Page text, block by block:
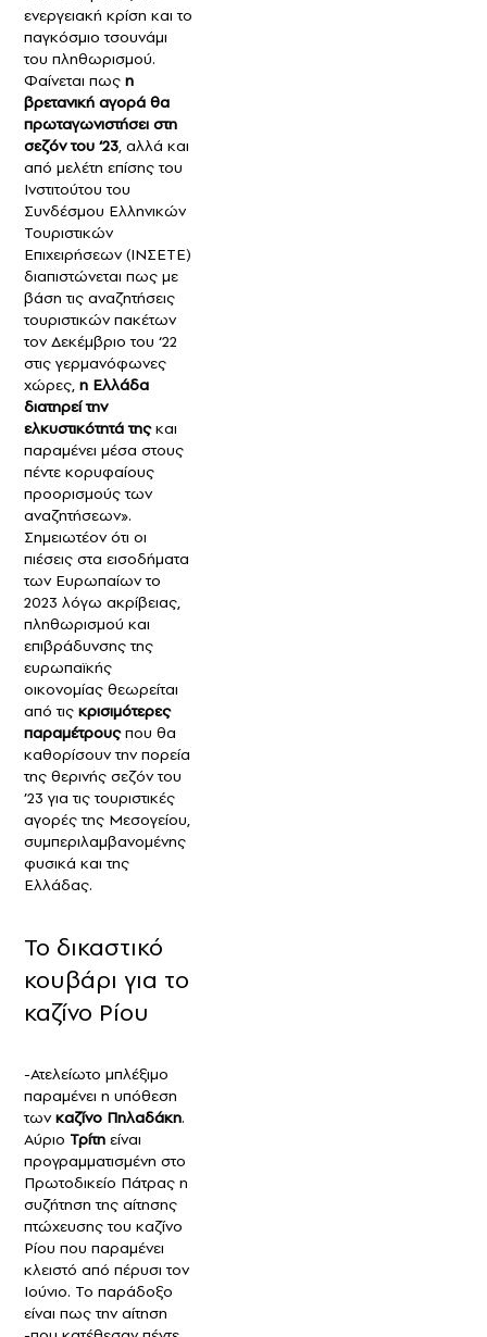
ενεργειακή κρίση και το
παγκόσμιο τσουνάμι
του πληθωρισμού.
Φαίνεται πως η
βρετανική αγορά θα
πρωταγωνιστήσει στη
σεζόν του ‘23, αλλά και
από μελέτη επίσης του
Ινστιτούτου του
Συνδέσμου Ελληνικών
Τουριστικών
Επιχειρήσεων (ΙΝΣΕΤΕ)
διαπιστώνεται πως με
βάση τις αναζητήσεις
τουριστικών πακέτων
τον Δεκέμβριο του ‘22
στις γερμανόφωνες
χώρες, η Ελλάδα
διατηρεί την
ελκυστικότητά τηςκαι
παραμένει μέσα στους
πέντε κορυφαίους
προορισμούς των
αναζητήσεων».
Σημειωτέον ότι οι
πιέσεις στα εισοδήματα
των Ευρωπαίων το
2023 λόγω ακρίβειας,
πληθωρισμού και
επιβράδυνσης της
ευρωπαϊκής
οικονομίας θεωρείται
από τις κρισιμότερες
παραμέτρουςπου θα
καθορίσουν την πορεία
της θερινής σεζόν του
’23 για τις τουριστικές
αγορές της Μεσογείου,
συμπεριλαμβανομένης
φυσικά και της
Ελλάδας.
Το δικαστικό
κουβάρι για το
καζίνο Ρίου
-Ατελείωτο μπλέξιμο
παραμένει η υπόθεση
τωνκαζίνο Πηλαδάκη.
Αύριο Τρίτη είναι
προγραμματισμένη στο
Πρωτοδικείο Πάτρας η
συζήτηση της αίτησης
πτώχευσης του καζίνο
Ρίου που παραμένει
κλειστό από πέρυσι τον
Ιούνιο. Το παράδοξο
είναι πως την αίτηση